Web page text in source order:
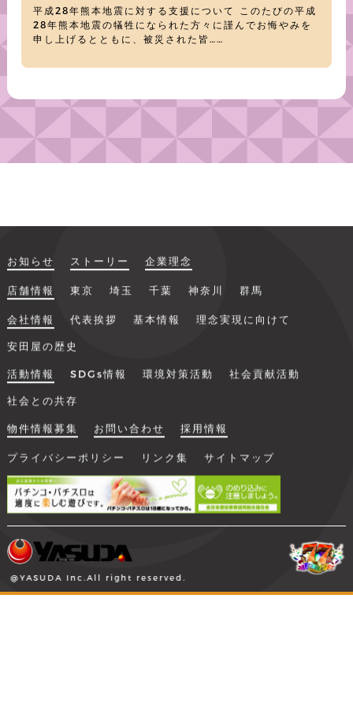
平成28年熊本地震に対する支援について このたびの平成
28年熊本地震の犠牲になられた方々に謹んでお悔やみを
申し上げるとともに、被災された皆……
お知らせ ストーリー 企業理念
店舗情報 東京 埼玉 千葉 神奈川 群馬
会社情報 代表挨拶 基本情報 理念実現に向けて
安田屋の歴史
活動情報 SDGs情報 環境対策活動 社会貢献活動
社会との共存
物件情報募集 お問い合わせ 採用情報
プライバシーポリシー リンク集 サイトマップ
@YASUDA Inc.All right reserved.